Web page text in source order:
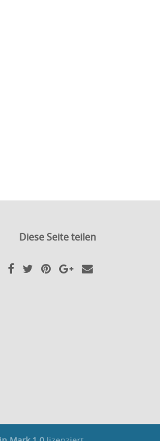
Diese Seite teilen